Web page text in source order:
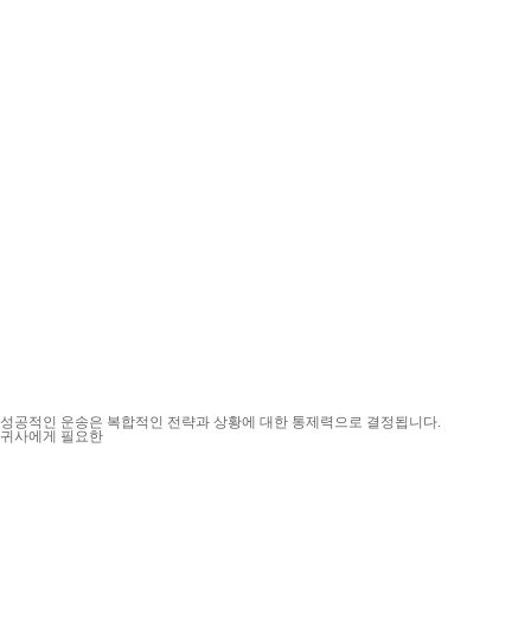
성공적인 운송은 복합적인 전략과 상황에 대한 통제력으로 결정됩니다.
귀사에게 필요한